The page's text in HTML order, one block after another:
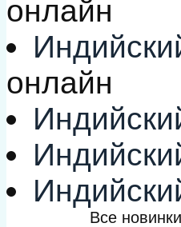
онлайн
онлайн
Все